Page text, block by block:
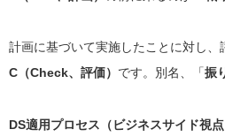
計画に基づいて実施したことに対し、
C（Check、評価） です。別名、「振
DS適用プロセス（ビジネスサイド視点